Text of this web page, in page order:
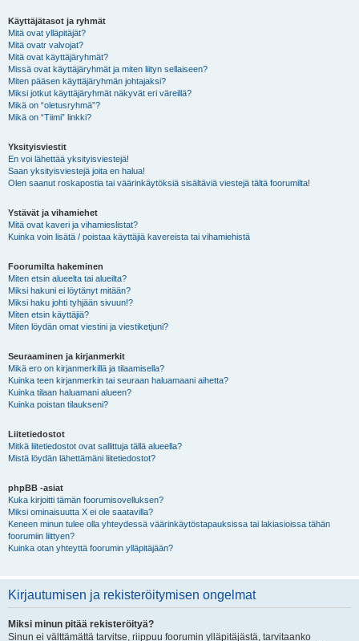
Käyttäjätasot ja ryhmät
Mitä ovat ylläpitäjät?
Mitä ovatr valvojat?
Mitä ovat käyttäjäryhmät?
Missä ovat käyttäjäryhmät ja miten liityn sellaiseen?
Miten pääsen käyttäjäryhmän johtajaksi?
Miksi jotkut käyttäjäryhmät näkyvät eri väreillä?
Mikä on “oletusryhmä”?
Mikä on “Tiimi” linkki?
Yksityisviestit
En voi lähettää yksityisviestejä!
Saan yksityisviestejä joita en halua!
Olen saanut roskapostia tai väärinkäytöksiä sisältäviä viestejä tältä foorumilta!
Ystävät ja vihamiehet
Mitä ovat kaveri ja vihamieslistat?
Kuinka voin lisätä / poistaa käyttäjiä kavereista tai vihamiehistä
Foorumilta hakeminen
Miten etsin alueelta tai alueilta?
Miksi hakuni ei löytänyt mitään?
Miksi haku johti tyhjään sivuun!?
Miten etsin käyttäjiä?
Miten löydän omat viestini ja viestiketjuni?
Seuraaminen ja kirjanmerkit
Mikä ero on kirjanmerkillä ja tilaamisella?
Kuinka teen kirjanmerkin tai seuraan haluamaani aihetta?
Kuinka tilaan haluamani alueen?
Kuinka poistan tilaukseni?
Liitetiedostot
Mitkä liitetiedostot ovat sallittuja tällä alueella?
Mistä löydän lähettämäni liitetiedostot?
phpBB -asiat
Kuka kirjoitti tämän foorumisovelluksen?
Miksi ominaisuutta X ei ole saatavilla?
Keneen minun tulee olla yhteydessä väärinkäytöstapauksissa tai lakiasioissa tähän
foorumiin liittyen?
Kuinka otan yhteyttä foorumin ylläpitäjään?
Kirjautumisen ja rekisteröitymisen ongelmat
Miksi minun pitää rekisteröityä?
Sinun ei välttämättä tarvitse, riippuu foorumin ylläpitäjästä, tarvitaanko